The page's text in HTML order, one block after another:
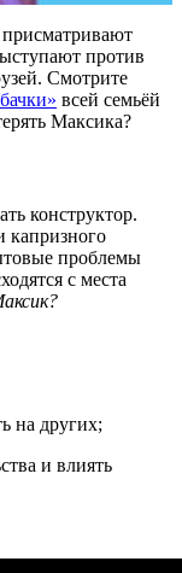
против
Смотрите
всей семьёй
Максика?
конструктор.
капризного
проблемы
с места
на других;
и влиять